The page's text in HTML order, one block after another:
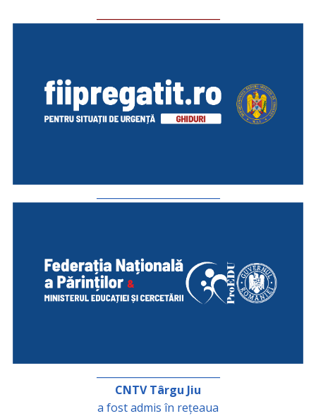
CNTV Târgu Jiu
a fost admis în rețeaua